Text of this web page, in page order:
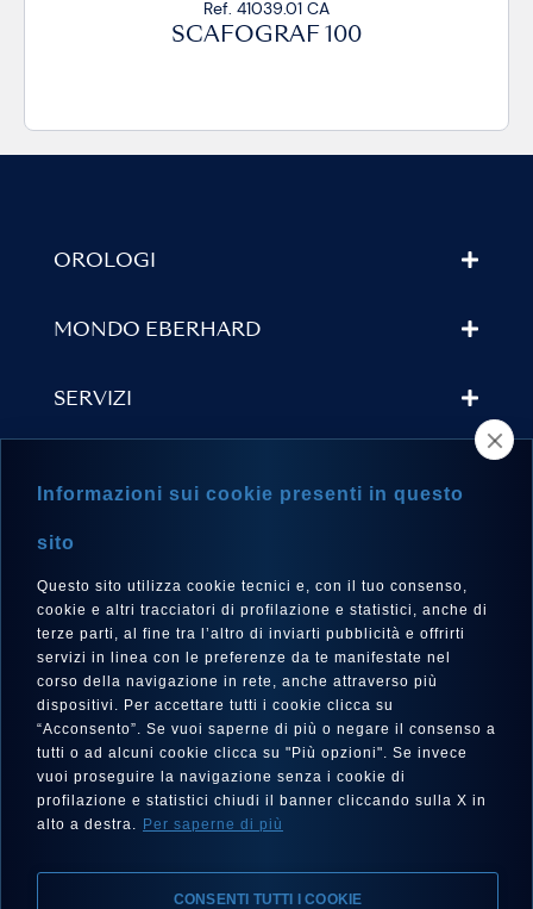
Ref. 41039.01 CA
SCAFOGRAF 100
OROLOGI
MONDO EBERHARD
SERVIZI
LINGUA
Italiano
SEGUICI SU
Informazioni sui cookie presenti in questo
sito
Questo sito utilizza cookie tecnici e, con il tuo consenso,
cookie e altri tracciatori di profilazione e statistici, anche di
terze parti, al fine tra l’altro di inviarti pubblicità e offrirti
servizi in linea con le preferenze da te manifestate nel
corso della navigazione in rete, anche attraverso più
dispositivi. Per accettare tutti i cookie clicca su
“Acconsento”. Se vuoi saperne di più o negare il consenso a
tutti o ad alcuni cookie clicca su "Più opzioni". Se invece
vuoi proseguire la navigazione senza i cookie di
profilazione e statistici chiudi il banner cliccando sulla X in
alto a destra. Per saperne di più
CONSENTI TUTTI I COOKIE